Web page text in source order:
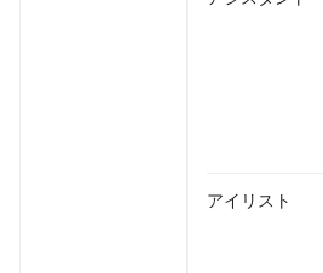
アイリスト